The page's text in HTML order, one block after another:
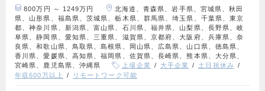
800万円 ～ 1249万円
北海道、青森県、岩手県、宮城県、秋田
県、山形県、福島県、茨城県、栃木県、群馬県、埼玉県、千葉県、東京
都、神奈川県、新潟県、富山県、石川県、福井県、山梨県、長野県、岐
阜県、静岡県、愛知県、三重県、滋賀県、京都府、大阪府、兵庫県、奈
良県、和歌山県、鳥取県、島根県、岡山県、広島県、山口県、徳島県、
香川県、愛媛県、高知県、福岡県、佐賀県、長崎県、熊本県、大分県、
宮崎県、鹿児島県、沖縄県
上場企業 大手企業
土日祝休み
年収600万以上
リモートワーク可能